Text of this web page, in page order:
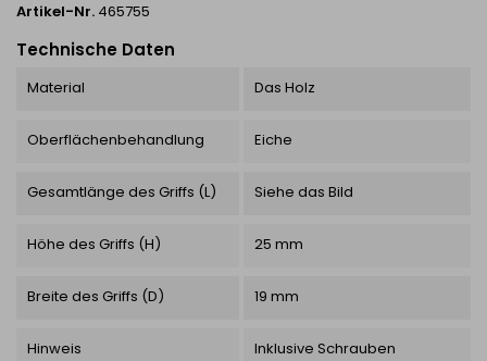
Artikel-Nr. 465755
Technische Daten
Material Das Holz
Oberflächenbehandlung Eiche
Gesamtlänge des Griffs (L) Siehe das Bild
Höhe des Griffs (H) 25 mm
Breite des Griffs (D) 19 mm
Hinweis Inklusive Schrauben